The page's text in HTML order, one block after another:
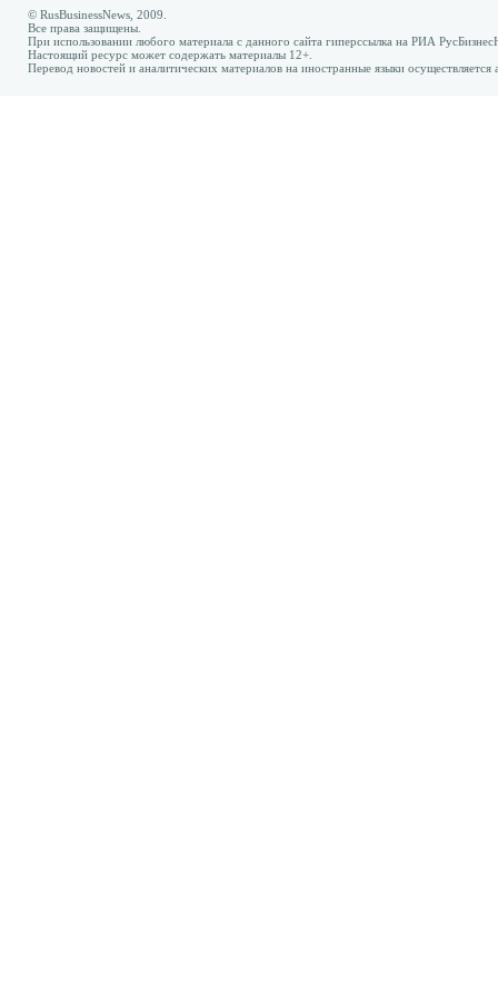
© RusBusinessNews, 2009.
Все права защищены.
При использовании любого материала с данного сайта гиперссылка на РИА
Настоящий ресурс может содержать материалы 12+.
Перевод новостей и аналитических материалов на иностранные языки осуществляется